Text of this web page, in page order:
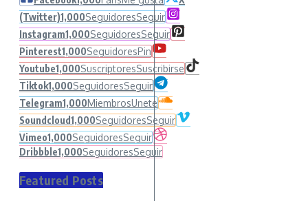
(Twitter)1,000SeguidoresSeguir
Instagram1,000SeguidoresSeguir
Pinterest1,000SeguidoresPin
Youtube1,000SuscriptoresSuscribirse
Tiktok1,000SeguidoresSeguir
Telegram1,000MiembrosUnete
Soundcloud1,000SeguidoresSeguir
Vimeo1,000SeguidoresSeguir
Dribbble1,000SeguidoresSeguir
Featured Posts